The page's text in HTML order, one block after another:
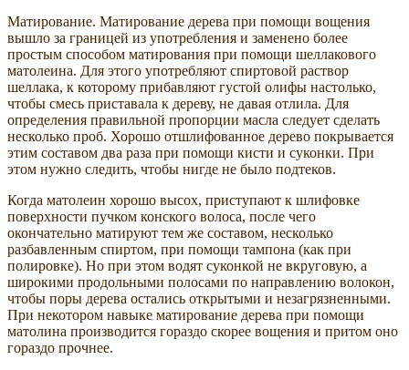
Матирование. Матирование дерева при помощи вощения
вышло за границей из употребления и заменено более
простым способом матирования при помощи шеллакового
матолеина. Для этого употребляют спиртовой раствор
шеллака, к которому прибавляют густой олифы настолько,
чтобы смесь приставала к дереву, не давая отлила. Для
определения правильной пропорции масла следует сделать
несколько проб. Хорошо отшлифованное дерево покрывается
этим составом два раза при помощи кисти и суконки. При
этом нужно следить, чтобы нигде не было подтеков.
Когда матолеин хорошо высох, приступают к шлифовке
поверхности пучком конского волоса, после чего
окончательно матируют тем же составом, несколько
разбавленным спиртом, при помощи тампона (как при
полировке). Но при этом водят суконкой не вкруговую, а
широкими продольными полосами по направлению волокон,
чтобы поры дерева остались открытыми и незагрязненными.
При некотором навыке матирование дерева при помощи
матолина производится гораздо скорее вощения и притом оно
гораздо прочнее.